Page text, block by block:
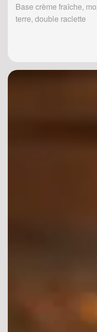
Base crème fraîche,
terre, double raclette